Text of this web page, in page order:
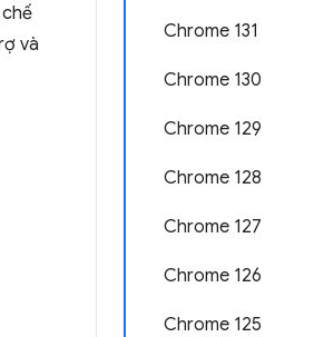
Chrome 131
Chrome 130
Chrome 129
Chrome 128
Chrome 127
Chrome 126
Chrome 125
và